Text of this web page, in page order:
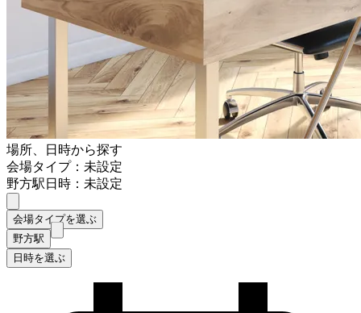
場所、日時から探す
会場タイプ：未設定
野方駅日時：未設定
会場タイプを選ぶ
野方駅
日時を選ぶ